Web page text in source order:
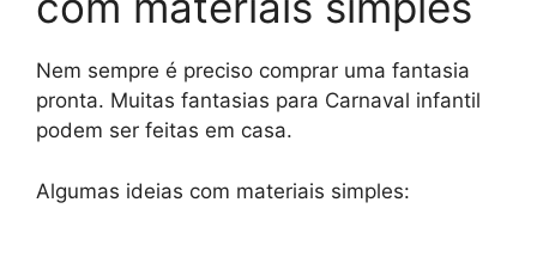
Nem sempre é preciso comprar uma fantasia
pronta. Muitas fantasias para Carnaval infantil
podem ser feitas em casa.
Algumas ideias com materiais simples: